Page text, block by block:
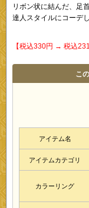
リボン状に結んだ、足
達人スタイルにコーデ
【税込330円 → 税込
こ
アイテム名
アイテムカテゴリ
カラーリング